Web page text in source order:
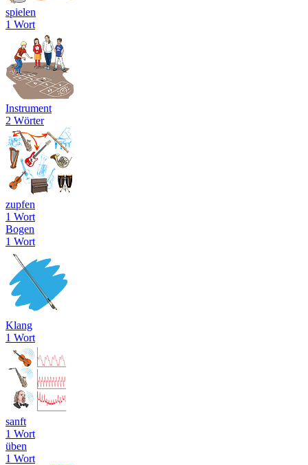
spielen
1 Wort
Instrument
2 Wörter
zupfen
1 Wort
Bogen
1 Wort
Klang
1 Wort
sanft
1 Wort
üben
1 Wort